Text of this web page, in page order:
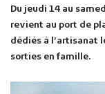
Du jeudi 14 au
revient au port de
dédiés à l’artisanat
sorties en famille.